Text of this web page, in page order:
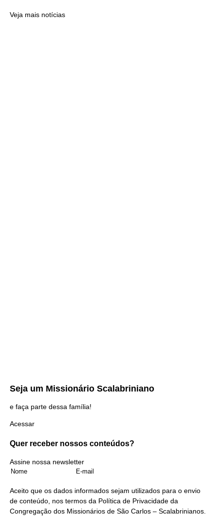
Veja mais notícias
Seja um Missionário Scalabriniano
e faça parte dessa família!
Acessar
Quer receber nossos conteúdos?
Assine nossa newsletter
Aceito que os dados informados sejam utilizados para o envio
de conteúdo, nos termos da Política de Privacidade da
Congregação dos Missionários de São Carlos – Scalabrinianos.